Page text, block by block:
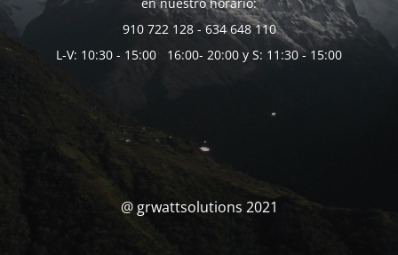
910 722 128 - 634 648 110
L-V: 10:30 - 15:00 16:00- 20:00 y S: 11:30 - 15:00
@ grwattsolutions 2021